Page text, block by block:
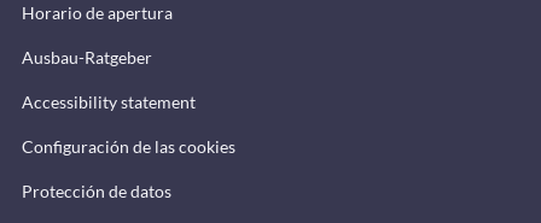
Horario de apertura
Ausbau-Ratgeber
Accessibility statement
Configuración de las cookies
Protección de datos